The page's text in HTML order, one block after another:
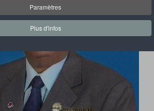
Paramètres
Plus d'infos